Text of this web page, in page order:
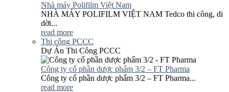
Nhà máy Polifilm Việt Nam
NHÀ MÁY POLIFILM VIỆT NAM Tedco thi công, di
dời...
read more
Thi công PCCC
Dự Án Thi Công PCCC
Công ty cổ phần dược phẩm 3/2 – FT Pharma
Công ty cổ phần dược phẩm 3/2 – FT Pharma...
read more